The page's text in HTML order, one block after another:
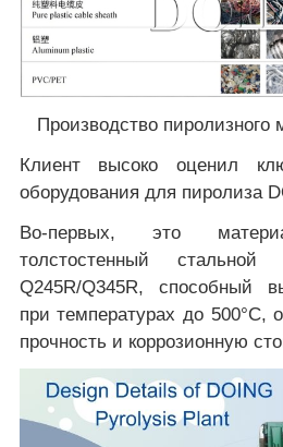
Производство пиролизного
Клиент высоко оценил
оборудования для пиролиза
Во-первых, это
толстостенный
Q245R/Q345R, способный
при температурах до 500°C,
прочность и коррозионную